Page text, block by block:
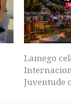
Lamego
Juventude